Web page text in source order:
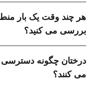
هر چند وقت یک بار
بررسی می کنید؟
درختان چگونه
می کنند؟